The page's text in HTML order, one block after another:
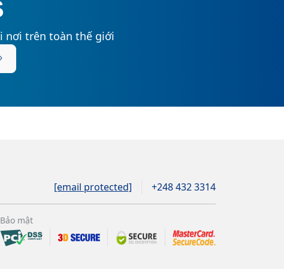
nơi trên toàn thế giới
[email protected] +248 432 3314
Bảo mật